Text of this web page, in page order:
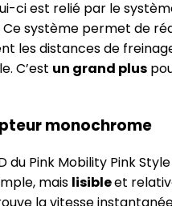
ci est relié par le
système permet de
les distances de
C’est un grand plus
monochrome
du Pink Mobility Pink
mais lisibleet
la vitesse